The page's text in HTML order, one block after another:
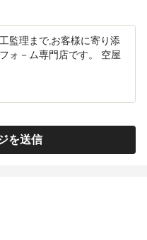
監理まで,お客様に寄り添
ォ－ム専門店です。 空屋
を送信